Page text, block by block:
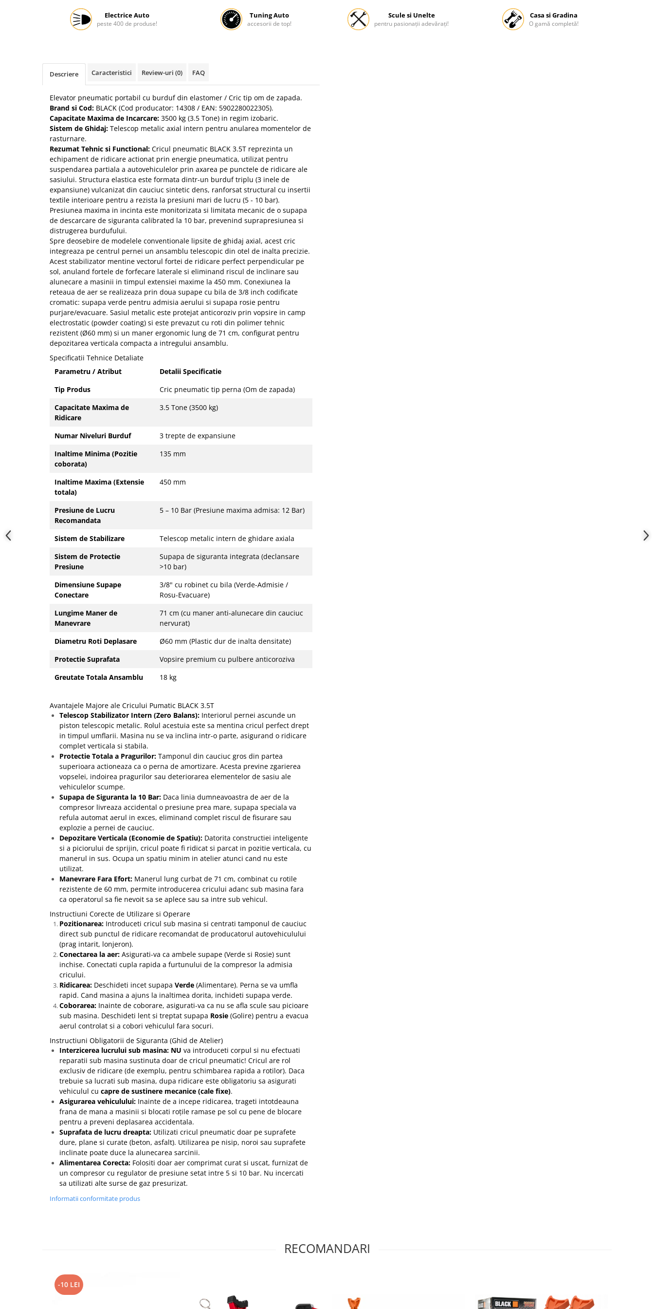
Suport motocicleta
Surubelnite
Tunuri de caldura si aeroteme
Utilaje constructie
Electrice Auto
peste 400 de produse!
Tuning Auto
accesorii de top!
Scule si Unelte
pentru pasionații adevărați!
Casa si Gradina
O gamă completă!
Descriere Caracteristici Review-uri (0) FAQ
Elevator pneumatic portabil cu burduf din elastomer / Cric tip om de zapada.
Brand si Cod: BLACK (Cod producator: 14308 / EAN: 5902280022305).
Capacitate Maxima de Incarcare: 3500 kg (3.5 Tone) in regim izobaric.
Sistem de Ghidaj: Telescop metalic axial intern pentru anularea momentelor de
rasturnare.
Rezumat Tehnic si Functional: Cricul pneumatic BLACK 3.5T reprezinta un
echipament de ridicare actionat prin energie pneumatica, utilizat pentru
suspendarea partiala a autovehiculelor prin axarea pe punctele de ridicare ale
sasiului. Structura elastica este formata dintr-un burduf triplu (3 inele de
expansiune) vulcanizat din cauciuc sintetic dens, ranforsat structural cu insertii
textile interioare pentru a rezista la presiuni mari de lucru (5 - 10 bar).
Presiunea maxima in incinta este monitorizata si limitata mecanic de o supapa
de descarcare de siguranta calibrated la 10 bar, prevenind suprapresiunea si
distrugerea burdufului.
Spre deosebire de modelele conventionale lipsite de ghidaj axial, acest cric
integreaza pe centrul pernei un ansamblu telescopic din otel de inalta precizie.
Acest stabilizator mentine vectorul fortei de ridicare perfect perpendicular pe
sol, anuland fortele de forfecare laterale si eliminand riscul de inclinare sau
alunecare a masinii in timpul extensiei maxime la 450 mm. Conexiunea la
reteaua de aer se realizeaza prin doua supape cu bila de 3/8 inch codificate
cromatic: supapa verde pentru admisia aerului si supapa rosie pentru
purjare/evacuare. Sasiul metalic este protejat anticoroziv prin vopsire in camp
electrostatic (powder coating) si este prevazut cu roti din polimer tehnic
rezistent (Ø60 mm) si un maner ergonomic lung de 71 cm, configurat pentru
depozitarea verticala compacta a intregului ansamblu.
Specificatii Tehnice Detaliate
Parametru / Atribut
Detalii Specificatie
Tip Produs
Cric pneumatic tip perna (Om de zapada)
Capacitate Maxima de
Ridicare
3.5 Tone (3500 kg)
Numar Niveluri Burduf
3 trepte de expansiune
Inaltime Minima (Pozitie
coborata)
135 mm
Inaltime Maxima (Extensie
totala)
450 mm
Presiune de Lucru
Recomandata
5 – 10 Bar (Presiune maxima admisa: 12 Bar)
Sistem de Stabilizare
Telescop metalic intern de ghidare axiala
Sistem de Protectie
Presiune
Supapa de siguranta integrata (declansare
>10 bar)
Dimensiune Supape
Conectare
3/8" cu robinet cu bila (Verde-Admisie /
Rosu-Evacuare)
Lungime Maner de
Manevrare
71 cm (cu maner anti-alunecare din cauciuc
nervurat)
Diametru Roti Deplasare
Ø60 mm (Plastic dur de inalta densitate)
Protectie Suprafata
Vopsire premium cu pulbere anticoroziva
Greutate Totala Ansamblu
18 kg
Avantajele Majore ale Cricului Pumatic BLACK 3.5T
Telescop Stabilizator Intern (Zero Balans): Interiorul pernei ascunde un
piston telescopic metalic. Rolul acestuia este sa mentina cricul perfect drept
in timpul umflarii. Masina nu se va inclina intr-o parte, asigurand o ridicare
complet verticala si stabila.
Protectie Totala a Pragurilor: Tamponul din cauciuc gros din partea
superioara actioneaza ca o perna de amortizare. Acesta previne zgarierea
vopselei, indoirea pragurilor sau deteriorarea elementelor de sasiu ale
vehiculelor scumpe.
Supapa de Siguranta la 10 Bar: Daca linia dumneavoastra de aer de la
compresor livreaza accidental o presiune prea mare, supapa speciala va
refula automat aerul in exces, eliminand complet riscul de fisurare sau
explozie a pernei de cauciuc.
Depozitare Verticala (Economie de Spatiu): Datorita constructiei inteligente
si a piciorului de sprijin, cricul poate fi ridicat si parcat in pozitie verticala, cu
manerul in sus. Ocupa un spatiu minim in atelier atunci cand nu este
utilizat.
Manevrare Fara Efort: Manerul lung curbat de 71 cm, combinat cu rotile
rezistente de 60 mm, permite introducerea cricului adanc sub masina fara
ca operatorul sa fie nevoit sa se aplece sau sa intre sub vehicul.
Instructiuni Corecte de Utilizare si Operare
Pozitionarea: Introduceti cricul sub masina si centrati tamponul de cauciuc
direct sub punctul de ridicare recomandat de producatorul autovehiculului
(prag intarit, lonjeron).
Conectarea la aer: Asigurati-va ca ambele supape (Verde si Rosie) sunt
inchise. Conectati cupla rapida a furtunului de la compresor la admisia
cricului.
Ridicarea: Deschideti incet supapa Verde (Alimentare). Perna se va umfla
rapid. Cand masina a ajuns la inaltimea dorita, inchideti supapa verde.
Coborarea: Inainte de coborare, asigurati-va ca nu se afla scule sau picioare
sub masina. Deschideti lent si treptat supapa Rosie (Golire) pentru a evacua
aerul controlat si a cobori vehiculul fara socuri.
Instructiuni Obligatorii de Siguranta (Ghid de Atelier)
Interzicerea lucrului sub masina: NU va introduceti corpul si nu efectuati
reparatii sub masina sustinuta doar de cricul pneumatic! Cricul are rol
exclusiv de ridicare (de exemplu, pentru schimbarea rapida a rotilor). Daca
trebuie sa lucrati sub masina, dupa ridicare este obligatoriu sa asigurati
vehiculul cu capre de sustinere mecanice (cale fixe).
Asigurarea vehiculului: Inainte de a incepe ridicarea, trageti intotdeauna
frana de mana a masinii si blocati roțile ramase pe sol cu pene de blocare
pentru a preveni deplasarea accidentala.
Suprafata de lucru dreapta: Utilizati cricul pneumatic doar pe suprafete
dure, plane si curate (beton, asfalt). Utilizarea pe nisip, noroi sau suprafete
inclinate poate duce la alunecarea sarcinii.
Alimentarea Corecta: Folositi doar aer comprimat curat si uscat, furnizat de
un compresor cu regulator de presiune setat intre 5 si 10 bar. Nu incercati
sa utilizati alte surse de gaz presurizat.
Informatii conformitate produs
RECOMANDARI
-10 LEI